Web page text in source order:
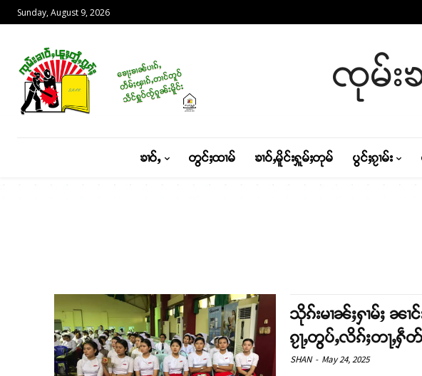
Sunday, August 9, 2026
ၸုမ်း
ၶၢဝ်ႇ တွင်ႈထၢမ် ၶၢဝ်ႇမိူင်းႁူမ်ႈတုမ် ပွင်ႈၵႂၢမ်း
သိုၵ်းမၢၼ်ႈႁၢမ်ႈ ၼၢ
ၵႂႃႇတွပ်ႇလိၵ်ႈတႃႇႁဵ
SHAN - May 24, 2025